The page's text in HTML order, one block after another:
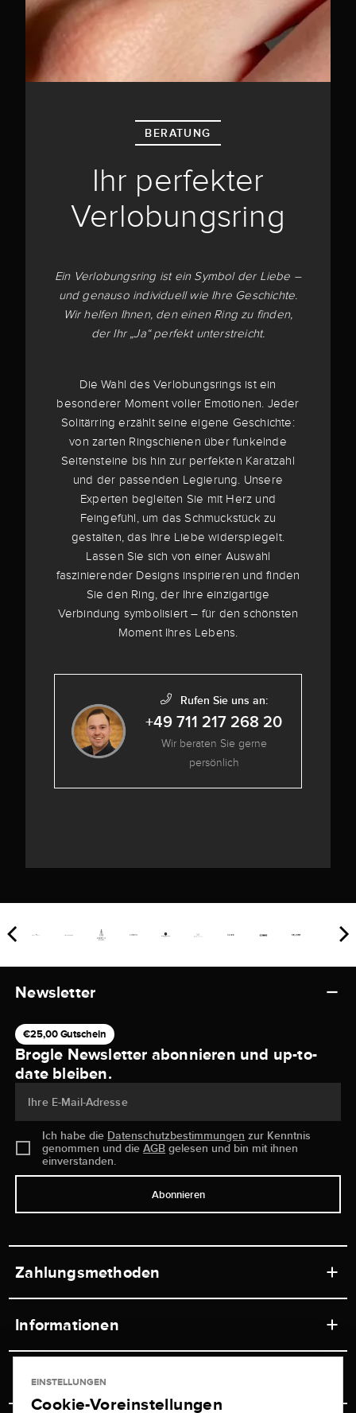
BERATUNG
Ihr perfekter
Verlobungsring
Ein Verlobungsring ist ein Symbol der Liebe –
und genauso individuell wie Ihre Geschichte.
Wir helfen Ihnen, den einen Ring zu finden,
der Ihr „Ja“ perfekt unterstreicht.
Die Wahl des Verlobungsrings ist ein
besonderer Moment voller Emotionen. Jeder
Solitärring erzählt seine eigene Geschichte:
von zarten Ringschienen über funkelnde
Seitensteine bis hin zur perfekten Karatzahl
und der passenden Legierung. Unsere
Experten begleiten Sie mit Herz und
Feingefühl, um das Schmuckstück zu
gestalten, das Ihre Liebe widerspiegelt.
Lassen Sie sich von einer Auswahl
faszinierender Designs inspirieren und finden
Sie den Ring, der Ihre einzigartige
Verbindung symbolisiert – für den schönsten
Moment Ihres Lebens.
Rufen Sie uns an:
+49 711 217 268 20
Wir beraten Sie gerne
persönlich
Newsletter
€25,00 Gutschein
Brogle Newsletter abonnieren und up-to-
date bleiben.
Ihre E-Mail-Adresse
Ich habe die Datenschutzbestimmungen zur Kenntnis
genommen und dieAGB gelesen und bin mit ihnen
einverstanden.
Abonnieren
Zahlungsmethoden
Informationen
Ladengeschäft
Service
EINSTELLUNGEN
Cookie-Voreinstellungen